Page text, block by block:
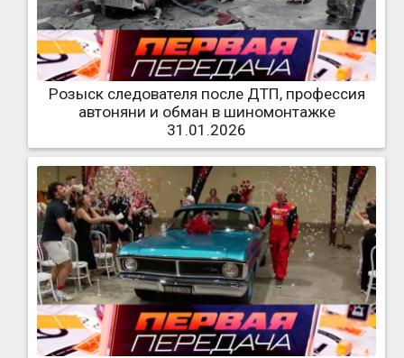
Розыск следователя после ДТП, профессия
автоняни и обман в шиномонтажке
31.01.2026